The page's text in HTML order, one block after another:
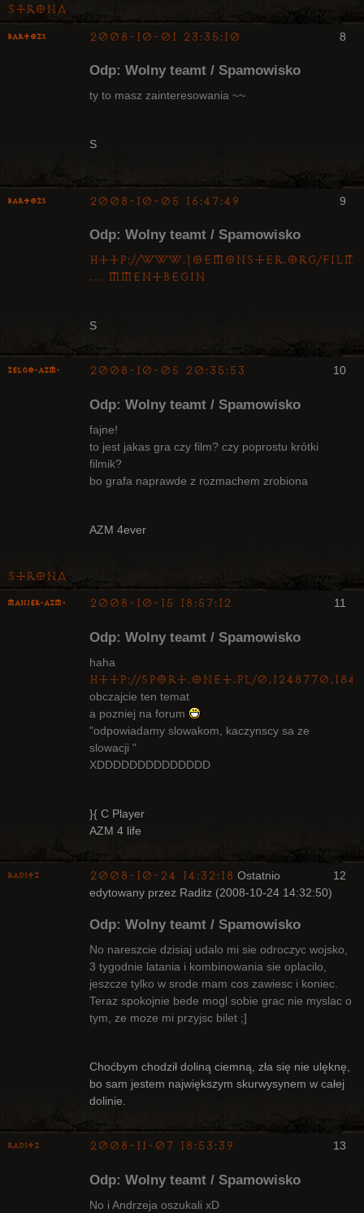
Strona
8
bartozs 2008-10-01 23:35:10
Odp: Wolny teamt / Spamowisko
ty to masz zainteresowania ~~
S
9
bartozs 2008-10-05 16:47:49
Odp: Wolny teamt / Spamowisko
http://www.joemonster.org/
… mmentBegin
S
10
ZelgO-AZM- 2008-10-05 20:35:53
Odp: Wolny teamt / Spamowisko
fajne!
to jest jakas gra czy film? czy poprostu krótki
filmik?
bo grafa naprawde z rozmachem zrobiona
AZM 4ever
Strona
11
Maniek-AZM- 2008-10-15 18:57:12
Odp: Wolny teamt / Spamowisko
haha
http://sport.onet.pl/
obczajcie ten temat
a pozniej na forum
"odpowiadamy slowakom, kaczynscy sa ze
slowacji "
XDDDDDDDDDDDDDD
}{ C Player
AZM 4 life
12
Raditz 2008-10-24 14:32:18 Ostatnio
edytowany przez Raditz (2008-10-24 14:32:50)
Odp: Wolny teamt / Spamowisko
No nareszcie dzisiaj udalo mi sie odroczyc wojsko,
3 tygodnie latania i kombinowania sie oplacilo,
jeszcze tylko w srode mam cos zawiesc i koniec.
Teraz spokojnie bede mogl sobie grac nie myslac o
tym, ze moze mi przyjsc bilet ;]
Choćbym chodził doliną ciemną, zła się nie ulęknę,
bo sam jestem największym skurwysynem w całej
dolinie.
13
Raditz 2008-11-07 18:53:39
Odp: Wolny teamt / Spamowisko
No i Andrzeja oszukali xD